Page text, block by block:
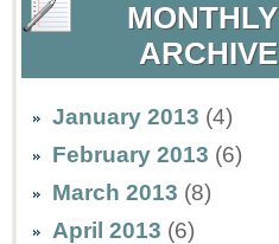
MONTHLY
ARCHIVE
January 2013 (4)
February 2013 (6)
March 2013 (8)
April 2013 (6)